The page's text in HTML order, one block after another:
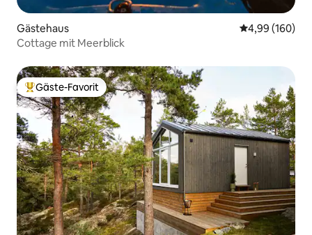
Gästehaus
4,99 (160)
Cottage mit Meerblick
Beliebter Gäste-Favorit.
Gäste-Favorit